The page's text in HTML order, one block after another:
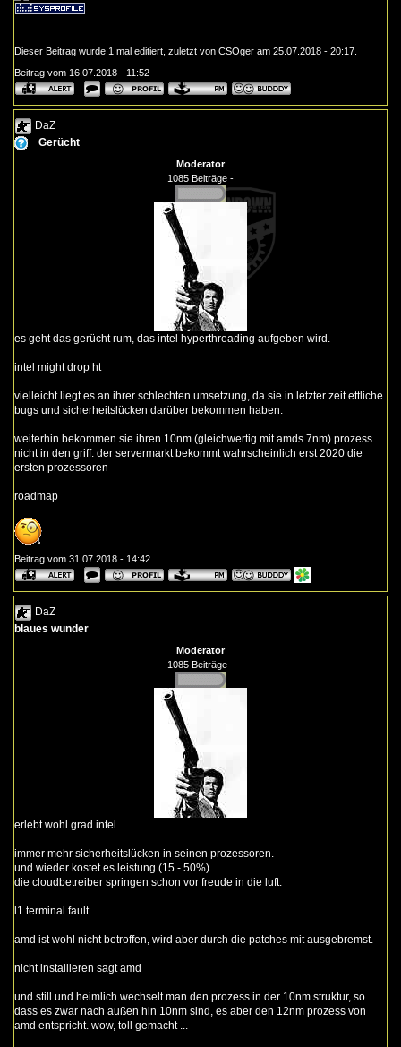
Dieser Beitrag wurde 1 mal editiert, zuletzt von CSOger am 25.07.2018 - 20:17.
Beitrag vom 16.07.2018 - 11:52
DaZ
Gerücht
Moderator
1085 Beiträge -
es geht das gerücht rum, das intel hyperthreading aufgeben wird.
intel might drop ht
vielleicht liegt es an ihrer schlechten umsetzung, da sie in letzter zeit ettliche
bugs und sicherheitslücken darüber bekommen haben.
weiterhin bekommen sie ihren 10nm (gleichwertig mit amds 7nm) prozess
nicht in den griff. der servermarkt bekommt wahrscheinlich erst 2020 die
ersten prozessoren
roadmap
Beitrag vom 31.07.2018 - 14:42
DaZ
blaues wunder
Moderator
1085 Beiträge -
erlebt wohl grad intel ...
immer mehr sicherheitslücken in seinen prozessoren.
und wieder kostet es leistung (15 - 50%).
die cloudbetreiber springen schon vor freude in die luft.
l1 terminal fault
amd ist wohl nicht betroffen, wird aber durch die patches mit ausgebremst.
nicht installieren sagt amd
und still und heimlich wechselt man den prozess in der 10nm struktur, so
dass es zwar nach außen hin 10nm sind, es aber den 12nm prozess von
amd entspricht. wow, toll gemacht ...